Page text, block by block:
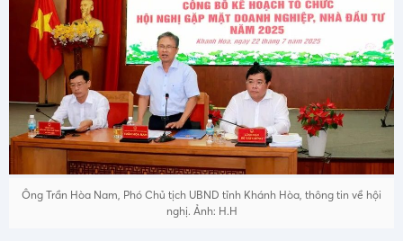
Ông Trần Hòa Nam, Phó Chủ tịch UBND tỉnh Khánh Hòa, thông tin về hội
nghị. Ảnh: H.H